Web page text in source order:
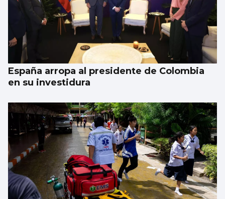
España arropa al presidente de Colombia
en su investidura